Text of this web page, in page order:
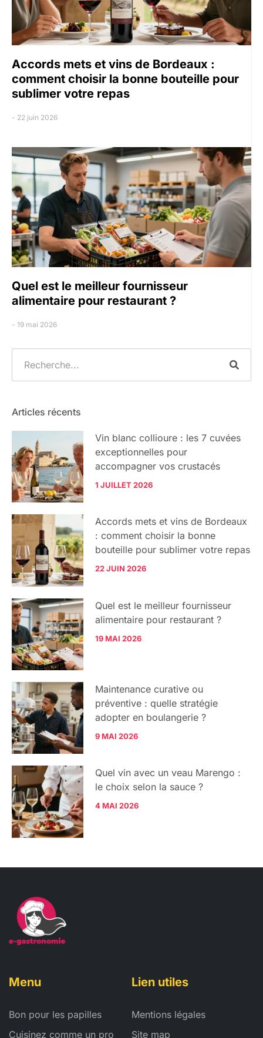
Accords mets et vins de Bordeaux :
comment choisir la bonne bouteille pour
sublimer votre repas
22 juin 2026
Quel est le meilleur fournisseur
alimentaire pour restaurant ?
19 mai 2026
Articles récents
Vin blanc collioure : les 7 cuvées
exceptionnelles pour
accompagner vos crustacés
1 JUILLET 2026
Accords mets et vins de Bordeaux
: comment choisir la bonne
bouteille pour sublimer votre repas
22 JUIN 2026
Quel est le meilleur fournisseur
alimentaire pour restaurant ?
19 MAI 2026
Maintenance curative ou
préventive : quelle stratégie
adopter en boulangerie ?
9 MAI 2026
Quel vin avec un veau Marengo :
le choix selon la sauce ?
4 MAI 2026
Menu
Bon pour les papilles
Cuisinez comme un pro
Lien utiles
Mentions légales
Site map